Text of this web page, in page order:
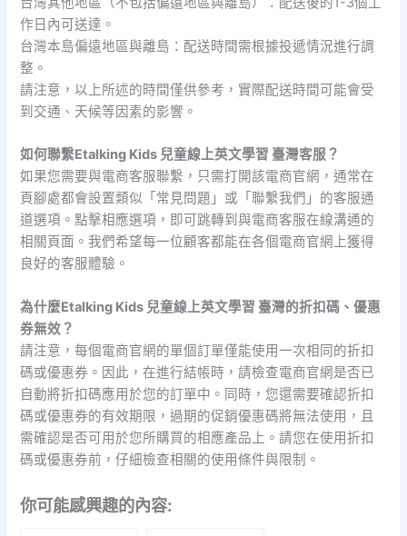
作日內可送達。
台灣本島偏遠地區與離島：配送時間需根據投遞情況進行調
整。
請注意，以上所述的時間僅供參考，實際配送時間可能會受
到交通、天候等因素的影響。
如何聯繫Etalking Kids 兒童線上英文學習 臺灣客服？
如果您需要與電商客服聯繫，只需打開該電商官網，通常在
頁腳處都會設置類似「常見問題」或「聯繫我們」的客服通
道選項。點擊相應選項，即可跳轉到與電商客服在線溝通的
相關頁面。我們希望每一位顧客都能在各個電商官網上獲得
良好的客服體驗。
為什麼Etalking Kids 兒童線上英文學習 臺灣的折扣碼、優惠
券無效？
請注意，每個電商官網的單個訂單僅能使用一次相同的折扣
碼或優惠券。因此，在進行結帳時，請檢查電商官網是否已
自動將折扣碼應用於您的訂單中。同時，您還需要確認折扣
碼或優惠券的有效期限，過期的促銷優惠碼將無法使用，且
需確認是否可用於您所購買的相應產品上。請您在使用折扣
碼或優惠券前，仔細檢查相關的使用條件與限制。
你可能感興趣的內容: